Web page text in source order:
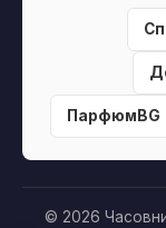
ПарфюмBG
© 2026